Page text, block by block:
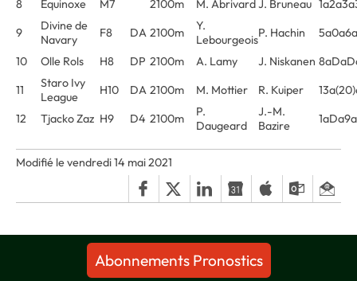
8
Equinoxe M7 2100m M. AbrivardJ. Bruneau
9
Divine de
Navary
F8 DA 2100m
Y.
LebourgeoisP. Hachin
10
Olle Rols H8 DP 2100m A. Lamy J. Niskanen
11
Staro Ivy
League
H10 DA 2100m M. Mottier R. Kuiper
12
Tjacko Zaz H9 D4 2100m
P.
Daugeard
J.-M.
Bazire
Modifié le vendredi 14 mai 2021
Abonnements Pronostics